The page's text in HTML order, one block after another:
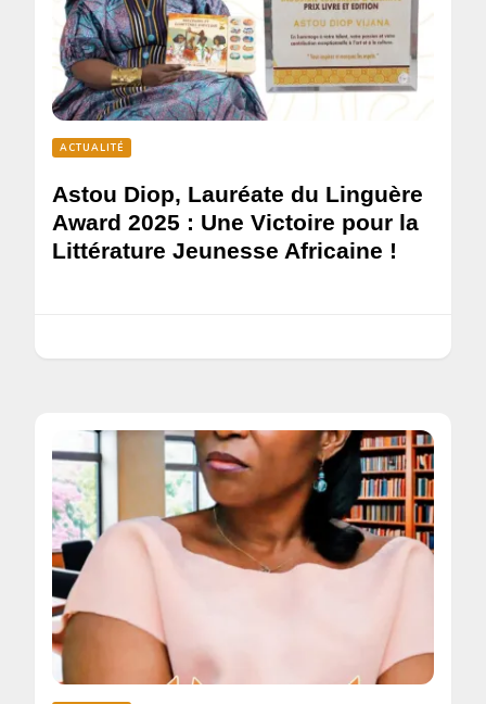
ACTUALITÉ
Astou Diop, Lauréate du Linguère
Award 2025 : Une Victoire pour la
Littérature Jeunesse Africaine !